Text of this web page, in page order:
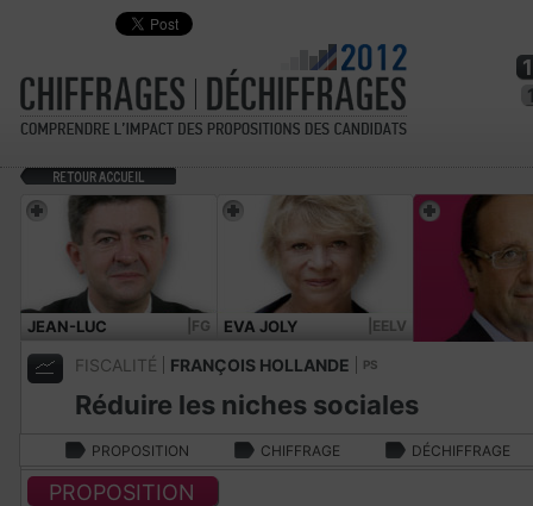
JEAN-LUC
MÉLENCHON
|FG EVA JOLY |EELV
FISCALITÉ FRANÇOIS HOLLANDE PS
Réduire les niches sociales
PROPOSITION CHIFFRAGE DÉCHIFFRAGE
PROPOSITION